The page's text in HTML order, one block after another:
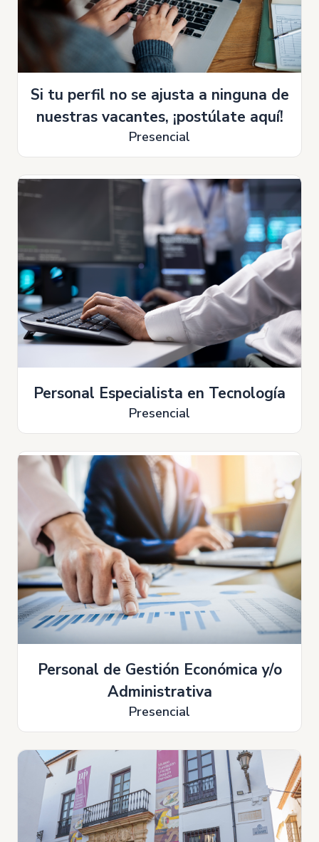
Si tu perfil no se ajusta a ninguna de
nuestras vacantes, ¡postúlate aquí!
Presencial
Personal Especialista en Tecnología
Presencial
Personal de Gestión Económica y/o
Administrativa
Presencial